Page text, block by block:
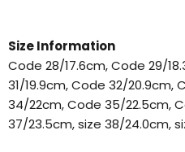
Size Information
Code 28/17.6cm, Code 29/
31/19.9cm, Code 32/20.9cm,
34/22cm, Code 35/22.5cm,
37/23.5cm, size 38/24.0cm,